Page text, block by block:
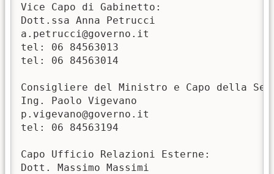
Vice Capo di Gabinetto:
Dott.ssa Anna Petrucci
a.petrucci@governo.it
tel: 06 84563013
tel: 06 84563014
Consigliere del Ministro e Capo della
Ing. Paolo Vigevano
p.vigevano@governo.it
tel: 06 84563194
Capo Ufficio Relazioni Esterne:
Dott. Massimo Massimi